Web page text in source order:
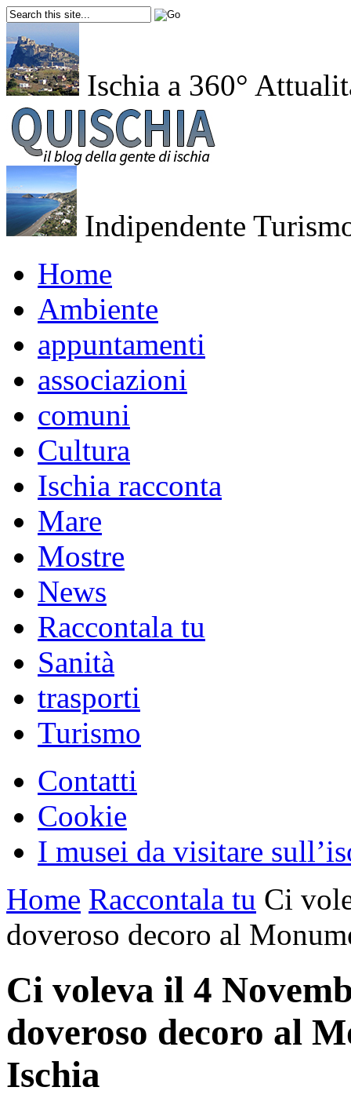
Ischia a 360°
Indipendente
Home
Ambiente
appuntamenti
associazioni
comuni
Cultura
Ischia racconta
Mare
Mostre
News
Raccontala tu
Sanità
trasporti
Turismo
Contatti
Cookie
I musei da visitare
Home Raccontala tu Ci
doveroso decoro al
Ci voleva il 4
doveroso decoro al
Ischia